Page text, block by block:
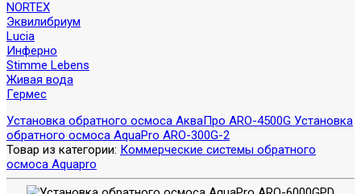
NORTEX
Эквилибриум
Lucia
Инферно
Stimme Lebens
Живая вода
Гермес
Установка обратного осмоса АкваПро ARO-4500G Установка
обратного осмоса AquaPro ARO-300G-2
Товар из категории: Коммерческие системы обратного
осмоса Aquapro